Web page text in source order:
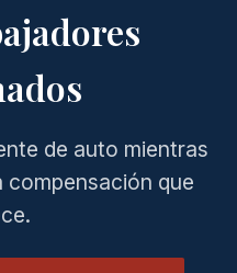
de auto mientras
compensación que